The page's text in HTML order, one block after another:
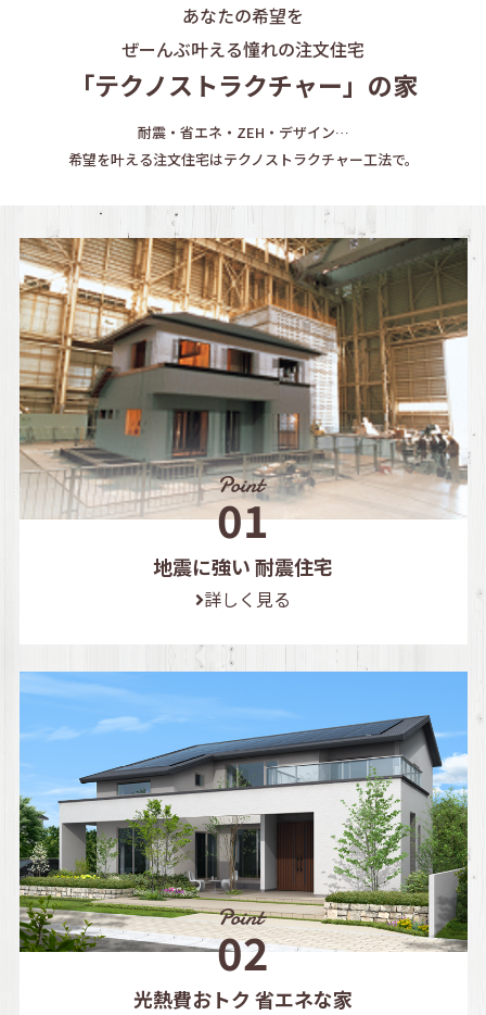
あなたの希望を
ぜーんぶ叶える憧れの注文住宅
「テクノストラクチャー」の家
耐震・省エネ・ZEH・デザイン…
希望を叶える注文住宅はテクノストラクチャー工法で。
地震に強い 耐震住宅
詳しく見る
光熱費おトク 省エネな家